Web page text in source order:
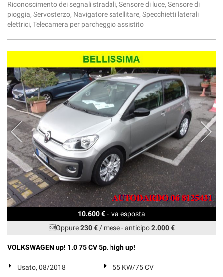
Riconoscimento dei segnali stradali, Sensore di luce, Sensore di
pioggia, Servosterzo, Navigatore satellitare, Specchietti laterali
elettrici, Telecamera per parcheggio assistito
10.600 €- iva esposta
Oppure230 €/ mese-anticipo2.000 €
VOLKSWAGEN up! 1.0 75 CV 5p. high up!
Usato, 08/2018
55 KW/75 CV